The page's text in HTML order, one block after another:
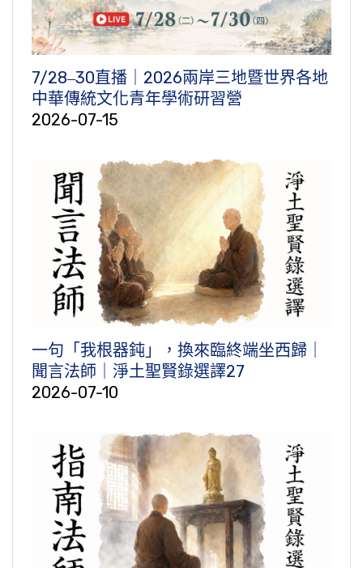
7/28‒30直播｜2026兩岸三地暨世界各地
中華傳統文化青年學術研習營
2026-07-15
一句「我根器鈍」，換來臨終端坐西歸｜
聞言法師｜淨土聖賢錄選譯27
2026-07-10